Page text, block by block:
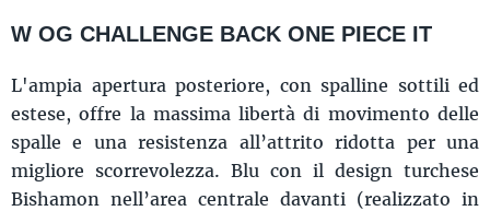
W OG CHALLENGE BACK ONE PIECE IT
L'ampia apertura posteriore, con spalline sottili ed
estese, offre la massima libertà di movimento delle
spalle e una resistenza all’attrito ridotta per una
migliore scorrevolezza. Blu con il design turchese
Bishamon nell’area centrale davanti (realizzato in